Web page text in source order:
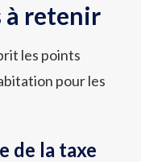
à retenir
les points
pour les
de la taxe